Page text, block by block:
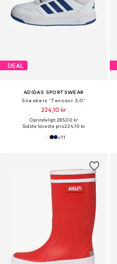
DEAL
ADIDAS SPORTSWEAR
Sneakers 'Tensaur 3.0'
224,10 kr
Oprindeligt: 285,00 kr
Sidste laveste pris:224,10 kr
+11